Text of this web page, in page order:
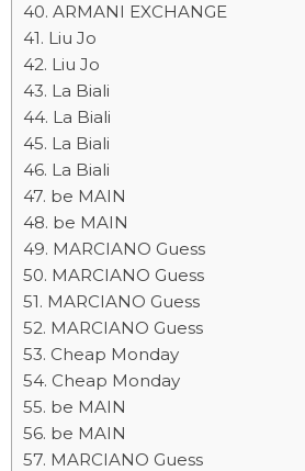
ARMANI EXCHANGE
Liu Jo
Liu Jo
La Biali
La Biali
La Biali
La Biali
be MAIN
be MAIN
MARCIANO Guess
MARCIANO Guess
MARCIANO Guess
MARCIANO Guess
Cheap Monday
Cheap Monday
be MAIN
be MAIN
MARCIANO Guess